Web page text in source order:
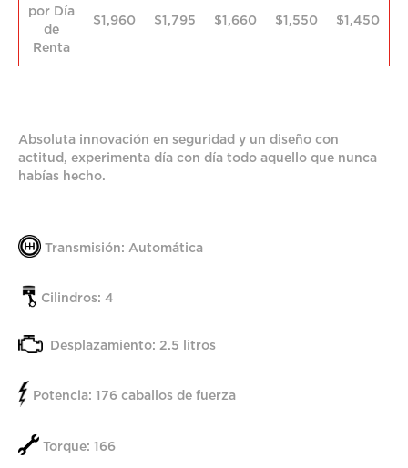
por Día
de
Renta
$1,960 $1,795 $1,660 $1,550 $1,450
Absoluta innovación en seguridad y un diseño con
actitud, experimenta día con día todo aquello que nunca
habías hecho.
Transmisión: Automática
Cilindros: 4
Desplazamiento: 2.5 litros
Potencia: 176 caballos de fuerza
Torque: 166